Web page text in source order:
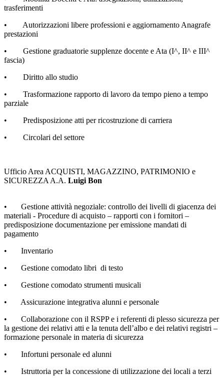
trasferimenti
• Autorizzazioni libere professioni e aggiornamento Anagrafe
prestazioni
• Gestione graduatorie supplenze docente e Ata (I^, II^ e III^
fascia)
• Diritto allo studio
• Trasformazione rapporto di lavoro da tempo pieno a tempo
parziale
• Predisposizione atti per ricostruzione di carriera
• Circolari del settore
Ufficio Area ACQUISTI, MAGAZZINO, PATRIMONIO e
SICUREZZA A.A. Luigi Bon
• Gestione attività negoziale: controllo dei livelli di giacenza dei
materiali - Procedure di acquisto – rapporti con i fornitori –
predisposizione documentazione per emissione mandati di
pagamento
• Inventario
• Gestione comodato libri di testo
• Gestione comodato strumenti musicali
• Assicurazione integrativa alunni e personale
• Collaborazione con il RSPP e i referenti di plesso sicurezza per
la gestione dei relativi atti e la tenuta dell’albo e dei relativi registri –
formazione personale in materia di sicurezza
• Infortuni personale ed alunni
• Istruttoria per la concessione di utilizzazione dei locali a terzi